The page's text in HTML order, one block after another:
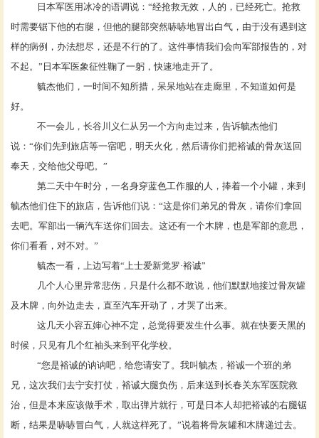
日本军医用冰冷的语调说：“经抢救无效，人的，已经死亡。抢救
时需要锯下他的右腿，但他的腿部突然哧哧地冒出白气，由于没有遇到这
样的病例，办法想尽，还是不行的了。这件事情我们会向军部报告的，对
不起。”日本军医象征性鞠了一躬，快速地走开了。
毓杰他们，一时间不知所措，呆呆地站在走廊里，不知道如何是
好。
不一会儿，长谷川义仁从另一个方向走过来，告诉毓杰他们
说： “你们先到旅店等一宿吧，明天火化，然后请你们把裕诚的骨灰送回
奉天，交给他父母吧。”
第二天中午时分，一名身穿蓝色工作服的人，捧着一个小罐，来到
毓杰他们住下的旅店，告诉他们说： “这是你们弟兄的骨灰，请你们拿回
去吧。军部出一辆汽车送你们回去。这还有一个木牌，也是军部的意思，
你们看看，对不对。”
毓杰一看，上边写着“上士爱新觉罗·裕诚”
几个人心里异常悲伤，只是什么都不敢说，他们默默地接过骨灰罐
及木牌，向外边走去，直至汽车开动了，才哭了出来。
这几天小容五婶心神不定，总觉得要发生什么事。就在快要天黑的
时候，只见有几个红袖头来到平化学校。
“您是裕诚的讷讷吧，给您请安了。我叫毓杰，裕诚一个班的弟
兄，这次我们去宁安打仗，裕诚大腿负伤，后来送到长春关东军医院救
治，但是本来应该做手术，取出弹片就行，可是日本人却把裕诚的右腿锯
断，结果是哧哧冒白气，人就这样死了。”说着将骨灰罐和木牌递过去。